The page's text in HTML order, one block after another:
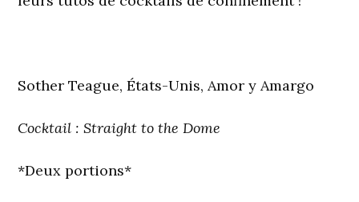
Sother Teague, États-Unis, Amor y Amargo
Cocktail : Straight to the Dome
*Deux portions*